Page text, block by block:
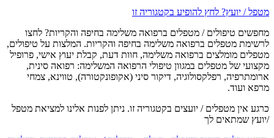
מטפל / יועץ? לחץ להופיע בקטגוריה זו
מחפשים טיפולים / מטפלים ברפואה משלימה בחיפה והקריות? לחצו
לרשימת מטפלים ברפואה משלימה בחיפה והקריות. המלצות על טיפולים,
מטפלים מומלצים ברפואה משלימה, חוות דעת, קבלת יעוץ אישי, פרופיל
מקצועי של מטפלים במגוון טיפולי הרפואה המשלימה: רפואה סינית,
ארומתרפיה, רפלקסולוגיה, דיקור סיני (אקופונקטורה), טווינא, צמחי
מרפא ועוד.
כרגע אין מטפלים / יועצים בקטגוריה זו. ניתן לפנות אלינו למציאת מטפל
/יועץ שמתאים לך